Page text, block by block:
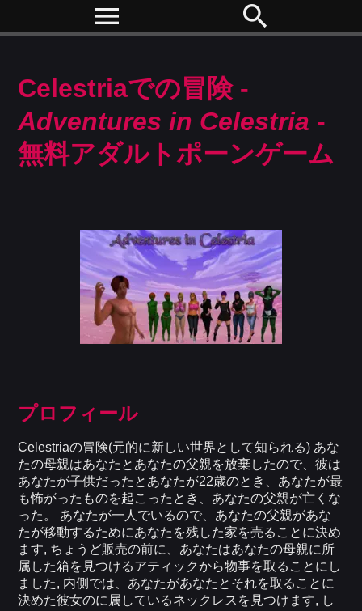
menu search
Celestriaでの冒険 -
Adventures in Celestria -
無料アダルトポーンゲーム
プロフィール
Celestriaの冒険(元的に新しい世界として知られる) あな
たの母親はあなたとあなたの父親を放棄したので、彼は
あなたが子供だったとあなたが22歳のとき、あなたが最
も怖がったものを起こったとき、あなたの父親が亡くな
った。 あなたが一人でいるので、あなたの父親があな
たが移動するためにあなたを残した家を売ることに決め
ます, ちょうど販売の前に、あなたはあなたの母親に所
属した箱を見つけるアティックから物事を取ることにし
ました, 内側では、あなたがあなたとそれを取ることに
決めた彼女のに属しているネックレスを見つけます, し